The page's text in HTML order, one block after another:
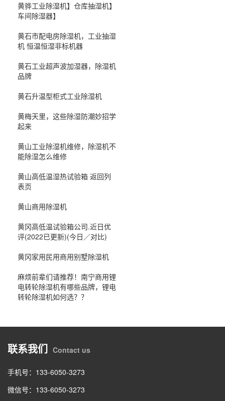
黄骅工业除湿机】仓库抽湿机】
车间除湿器】
黄石市配电房除湿机，工业抽湿
机 恒温恒湿非标机器
黄石工业超声波加湿器，除湿机
品牌
黄石升温型柜式工业除湿机
黄梅天里，这些除湿防潮妙招学
起来
黄山工业除湿机维修，除湿机不
能除湿怎么维修
黄山高低温湿热试验箱 返回列
表页
黄山商用除湿机
黄冈高低温试验箱公司.近日优
评(2022已更新)(今日／对比)
黄冈家用民用商用别墅除湿机
麻烦前辈们请推荐！南宁商用锂
电转轮除湿机有哪些品牌，锂电
转轮除湿机如何选？？
联系我们 Contact us
手机号：133-6050-3273
微信号：133-6050-3273